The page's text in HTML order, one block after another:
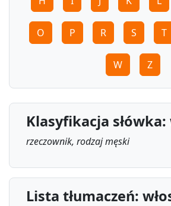
O P R S T
W Z
Klasyfikacja słówka:
rzeczownik, rodzaj męski
Lista tłumaczeń: